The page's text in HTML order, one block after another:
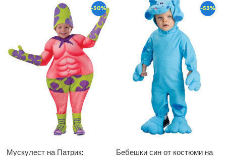
-50%
Мускулест на Патрик:
-53%
Бебешки син от костюми на